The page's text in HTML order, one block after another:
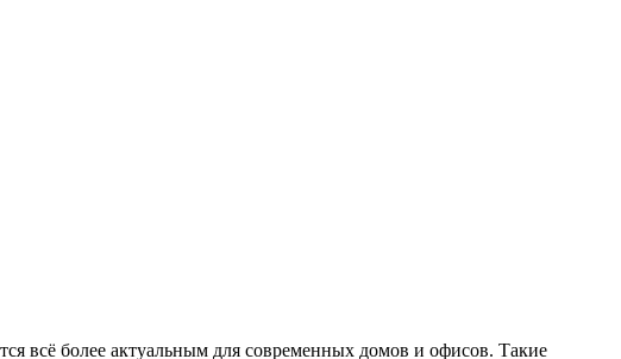
всё более актуальным для современных домов и офисов. Такие